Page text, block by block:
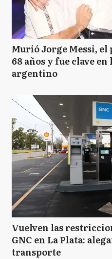
Murió Jorge Messi, el
68 años y fue clave
argentino
Vuelven las
GNC en La Plata:
transporte